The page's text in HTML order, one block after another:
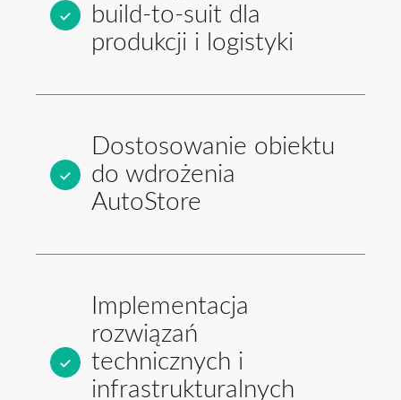
build-to-suit dla
produkcji i logistyki
Dostosowanie obiektu
do wdrożenia
AutoStore
Implementacja
rozwiązań
technicznych i
infrastrukturalnych